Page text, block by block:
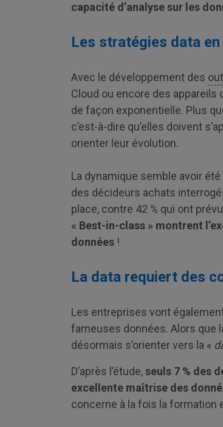
capacité d’analyse sur les
Les stratégies data
Avec le développement des
Cloud ou encore des
de façon exponentielle. Plus
c’est-à-dire qu’elles doivent
orienter leur évolution.
La dynamique semble avoir
des décideurs achats
place, contre 42 % qui ont
« Best-in-class » montrent
données !
La data requiert des
Les entreprises vont
fameuses données. Alors que
désormais s’orienter vers la «
D’après l’étude,seuls 7 % des
excellente maîtrise des
concerne à la fois la formation